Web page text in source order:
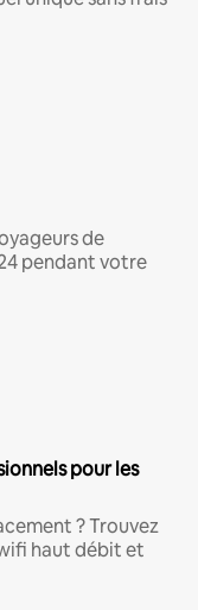
de
pendant votre
pour les
? Trouvez
haut débit et